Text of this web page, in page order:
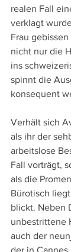
realen Fall
verklagt
Frau
nicht nur die
ins
spinnt die
konsequent
Verhält sich
als ihr der
arbeitslose
Fall vorträgt,
als die
Bürotisch
blickt. Neben
unbestrittene
auch der
der in Cannes